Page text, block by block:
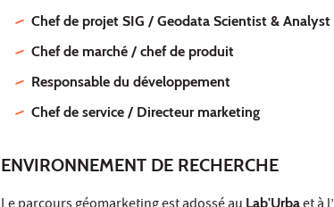
Chef de projet SIG / Geodata Scientist & Analyst
Chef de marché / chef de produit
Responsable du développement
Chef de service / Directeur marketing
ENVIRONNEMENT DE RECHERCHE
Lab'Urba